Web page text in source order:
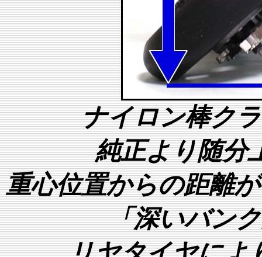
ナイロン棒ク
純正より随分
重心位置からの距離
「深いバン